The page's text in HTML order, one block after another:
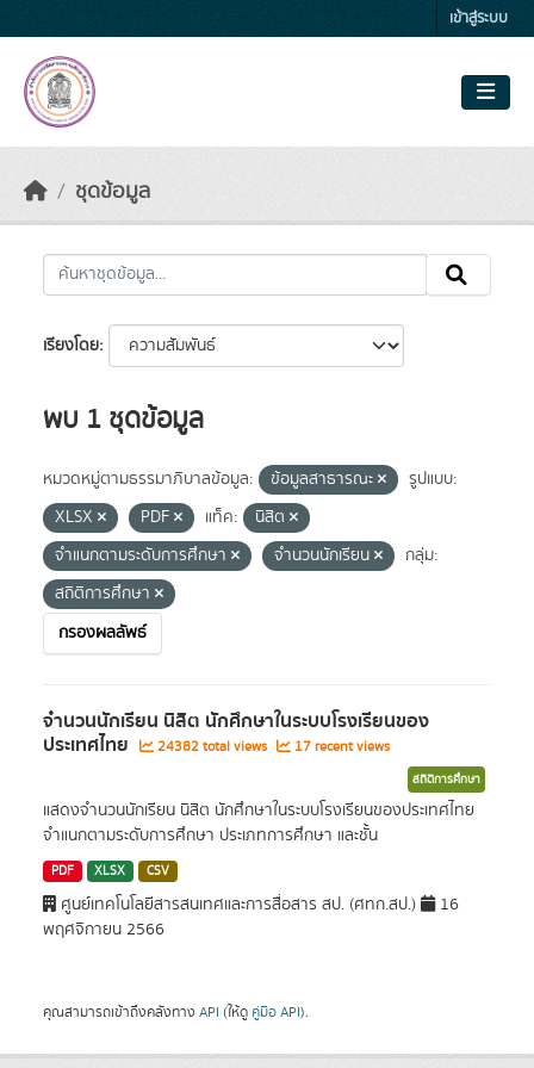
เข้าสู่ระบบ
ชุดข้อมูล
เรียงโดย
พบ 1 ชุดข้อมูล
หมวดหมู่ตามธรรมาภิบาลข้อมูล: ข้อมูลสาธารณะ
รูปแบบ:
XLSX
PDF แท็ค:
นิสิต
จำแนกตามระดับการศึกษา
จำนวนนักเรียน
กลุ่ม:
สถิติการศึกษา
กรองผลลัพธ์
จำนวนนักเรียน นิสิต นักศึกษาในระบบโรงเรียนของ
ประเทศไทย 24382 total views 17 recent views
สถิติการศึกษา
แสดงจำนวนนักเรียน นิสิต นักศึกษาในระบบโรงเรียนของประเทศไทย
จำแนกตามระดับการศึกษา ประเภทการศึกษา และชั้น
PDF XLSX CSV
ศูนย์เทคโนโลยีสารสนเทศและการสื่อสาร สป. (ศทก.สป.)
16
พฤศจิกายน 2566
คุณสามารถเข้าถึงคลังทาง API (ให้ดู คู่มือ API).